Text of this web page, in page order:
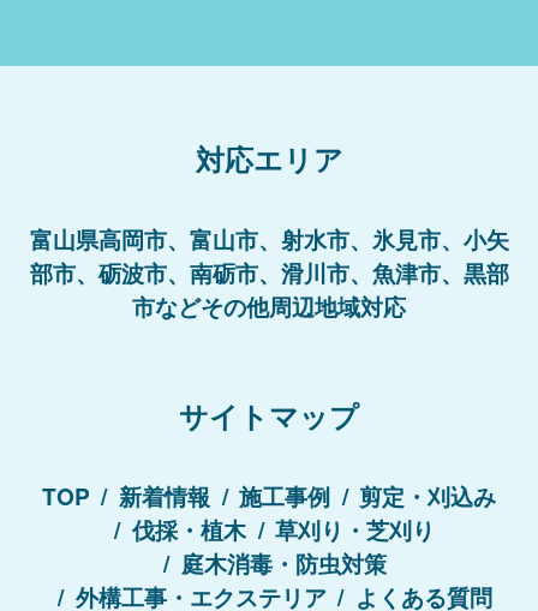
対応エリア
富山県高岡市、富山市、射水市、氷見市、小矢
部市、砺波市、南砺市、滑川市、魚津市、黒部
市などその他周辺地域対応
サイトマップ
TOP 新着情報 施工事例
剪定・刈込み
伐採・植木
草刈り・芝刈り
庭木消毒・防虫対策
外構工事・エクステリア
よくある質問